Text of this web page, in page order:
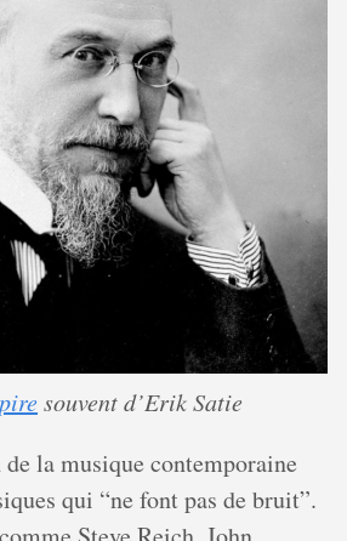
souvent d’Erik Satie
la musique contemporaine
qui “ne font pas de bruit”.